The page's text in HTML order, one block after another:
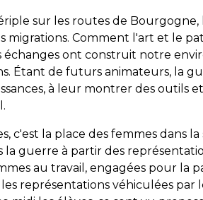
sur les routes de Bourgogne,
migrations. Comment l'art et le
échanges ont construit notre
Étant de futurs animateurs, la
à leur montrer des outils
c'est la place des femmes dans
la guerre à partir des
au travail, engagées pour la
représentations véhiculées par